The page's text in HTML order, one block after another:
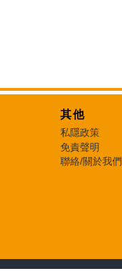
其他
私隱政策
免責聲明
聯絡/關於我們